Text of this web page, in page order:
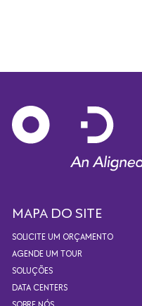
MAPA DO SITE
SOLICITE UM ORÇAMENTO
AGENDE UM TOUR
SOLUÇÕES
DATA CENTERS